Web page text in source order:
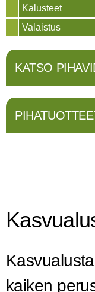
Kalusteet
Valaistus
KATSO
kaiken